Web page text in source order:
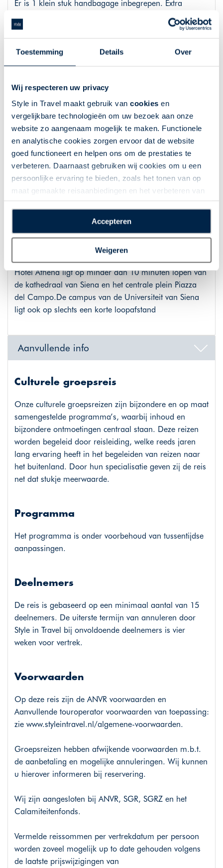
Toestemming Details Over
Wij respecteren uw privacy
Style in Travel maakt gebruik van cookies en
vergelijkbare technologieën om uw bezoek aan onze
website zo aangenaam mogelijk te maken. Functionele
en analytische cookies zorgen ervoor dat de website
goed functioneert en helpen ons om de prestaties te
verbeteren. Daarnaast gebruiken wij cookies om u een
persoonlijke ervaring te bieden, zoals het tonen van op
maat gemaakte reisaanbiedingen en het verbeteren van
plaatsen van alle hierboven beschreven cookies en
technologieën, waarmee persoonlijke gegevens kunnen
worden verzameld. Indien u kiest voor “Weigeren”
plaatsen wij enkel functionele cookies, en zal er geen
sprake zijn van gepersonaliseerde content.
Accepteren
Weigeren
Er is 1 klein stuk handbagage inbegrepen. Extra
handbagage kunt u bijboeken via de website van
Transavia.
Hotels
Hotel Athena
Hotel Athena ligt binnen de historische muren van
Siena en biedt gratis parkfaciliteiten, een elegant
Italiaans restaurant en een gedeeltelijk terras met
uitzicht op de stad en de parallelle vallei.
De kamers met airconditioning zijn ruim en elegant
ingericht met warme kleurenschema's en tegelvloeren.
prachtig uitzicht.
Er wordt elke ochtend een gevarieerde ontbijtmaaltijd
en voor het diner gebruikt het restaurant een mix van
internationale favorieten en Toscaanse gerechten en
exclusieve wijnen.
Hotel Athena ligt op minder dan 10 minuten lopen van
de kathedraal van Siena en het centrale plein Piazza
del Campo.De campus van de Universiteit van Siena
ligt ook op slechts een korte loopafstand
Aanvullende info
Culturele groepsreis
Onze culturele groepsreizen zijn bijzondere en op maat
samengestelde programma’s, waarbij inhoud en
bijzondere ontmoetingen centraal staan. Deze reizen
worden begeleid door reisleiding, welke reeds jaren
lang ervaring heeft in het begeleiden van reizen naar
het buitenland. Door hun specialisatie geven zij de reis
net dat stukje meerwaarde.
Programma
Het programma is onder voorbehoud van tussentijdse
aanpassingen.
Deelnemers
De reis is gebaseerd op een minimaal aantal van 15
deelnemers. De uiterste termijn van annuleren door
Style in Travel bij onvoldoende deelnemers is vier
weken voor vertrek.
Voorwaarden
Op deze reis zijn de ANVR voorwaarden en
Aanvullende touroperator voorwaarden van toepassing:
zie www.styleintravel.nl/algemene-voorwaarden.
Groepsreizen hebben afwijkende voorwaarden m.b.t.
de aanbetaling en mogelijke annuleringen. Wij kunnen
u hierover informeren bij reservering.
Wij zijn aangesloten bij ANVR, SGR, SGRZ en het
Calamiteitenfonds.
Vermelde reissommen per vertrekdatum per persoon
worden zoveel mogelijk up to date gehouden volgens
de laatste prijswijzigingen van